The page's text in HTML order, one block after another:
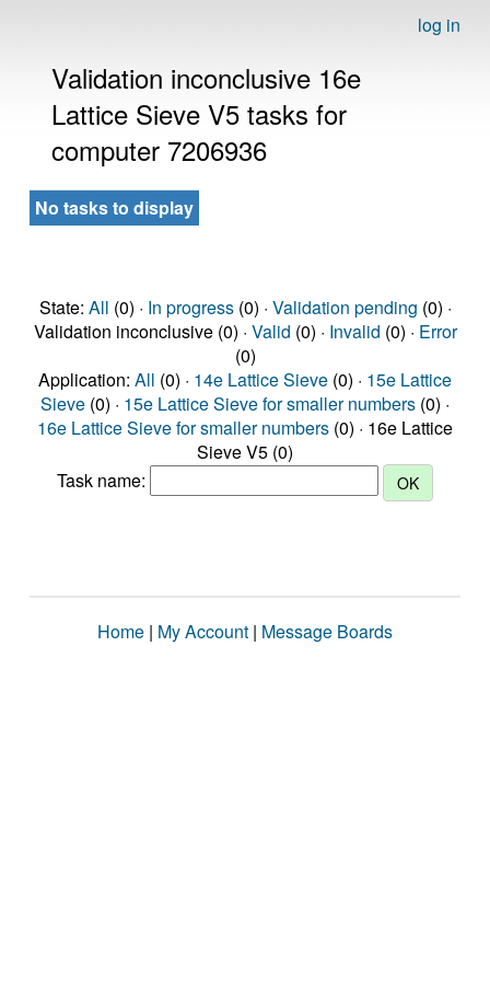
log in
Validation inconclusive 16e
Lattice Sieve V5 tasks for
computer 7206936
No tasks to display
State: All (0) · In progress(0) · Validation pending (0) ·
Validation inconclusive (0) · Valid (0) · Invalid (0) · Error
(0)
Application: All (0) · 14e Lattice Sieve (0) · 15e Lattice
Sieve (0) · 15e Lattice Sieve for smaller numbers (0) ·
16e Lattice Sieve for smaller numbers (0) · 16e Lattice
Sieve V5 (0)
Task name:
Home | My Account | Message Boards